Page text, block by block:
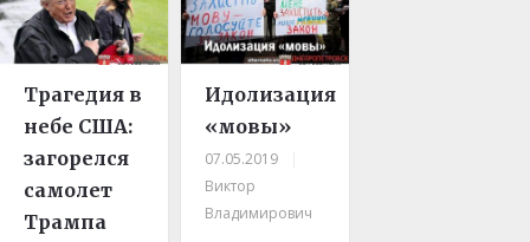
Трагедия в
небе США:
загорелся
самолет
Трампа
Идолизация
«мовы»
07.05.2019
Виктор
Владимирович